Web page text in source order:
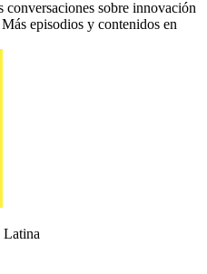
conversaciones sobre innovación
episodios y contenidos en
Latina